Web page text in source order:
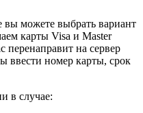
вы можете выбрать вариант
карты Visa и Master
перенаправит на сервер
ввести номер карты, срок
в случае: